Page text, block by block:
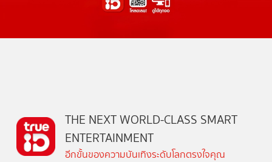
THE NEXT WORLD-CLASS SMART
ENTERTAINMENT
อีกขั้นของความบันเทิงระดับโลกตรงใจคุณ